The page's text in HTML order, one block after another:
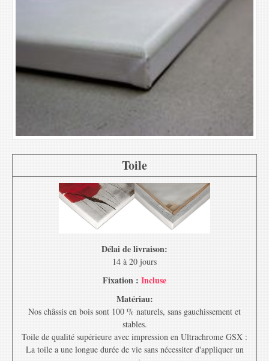
Toile
Délai de livraison:
14 à 20 jours
Fixation : Incluse
Matériau:
Nos châssis en bois sont 100 % naturels, sans gauchissement et
stables.
Toile de qualité supérieure avec impression en Ultrachrome GSX :
La toile a une longue durée de vie sans nécessiter d'appliquer un